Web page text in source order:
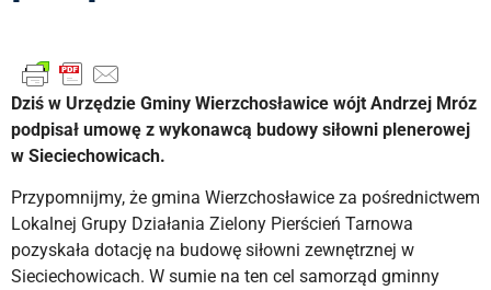
Dziś w Urzędzie Gminy Wierzchosławice wójt Andrzej Mróz
podpisał umowę z wykonawcą budowy siłowni plenerowej
w Sieciechowicach.
Przypomnijmy, że gmina Wierzchosławice za pośrednictwem
Lokalnej Grupy Działania Zielony Pierścień Tarnowa
pozyskała dotację na budowę siłowni zewnętrznej w
Sieciechowicach. W sumie na ten cel samorząd gminny